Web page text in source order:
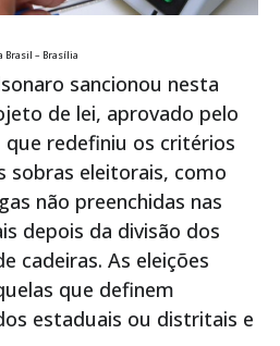
Brasil – Brasília
sancionou nesta
de lei, aprovado pelo
que redefiniu os critérios
sobras eleitorais, como
não preenchidas nas
depois da divisão dos
cadeiras. As eleições
que definem
estaduais ou distritais e